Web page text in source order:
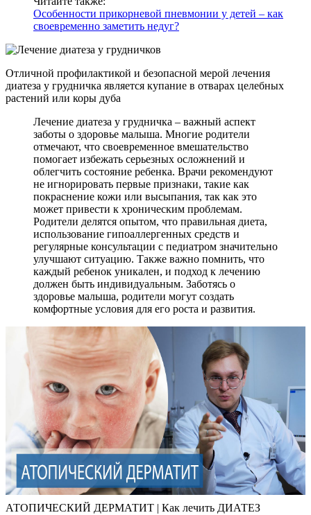
Особенности прикорневой пневмонии у детей – как
своевременно заметить недуг?
Отличной профилактикой и безопасной мерой лечения
диатеза у грудничка является купание в отварах целебных
растений или коры дуба
Лечение диатеза у грудничка – важный аспект
заботы о здоровье малыша. Многие родители
отмечают, что своевременное вмешательство
помогает избежать серьезных осложнений и
облегчить состояние ребенка. Врачи рекомендуют
не игнорировать первые признаки, такие как
покраснение кожи или высыпания, так как это
может привести к хроническим проблемам.
Родители делятся опытом, что правильная диета,
использование гипоаллергенных средств и
регулярные консультации с педиатром значительно
улучшают ситуацию. Также важно помнить, что
каждый ребенок уникален, и подход к лечению
должен быть индивидуальным. Заботясь о
здоровье малыша, родители могут создать
комфортные условия для его роста и развития.
АТОПИЧЕСКИЙ ДЕРМАТИТ | Как лечить ДИАТЕЗ